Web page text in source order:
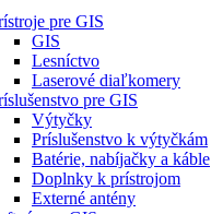
pre GIS
GIS
Lesníctvo
Laserové diaľkomery
pre GIS
Výtyčky
Príslušenstvo k výtyčkám
Batérie, nabíjačky a káble
Doplnky k prístrojom
Externé antény